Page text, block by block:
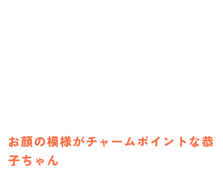
お顔の模様がチャームポイントな恭
子ちゃん